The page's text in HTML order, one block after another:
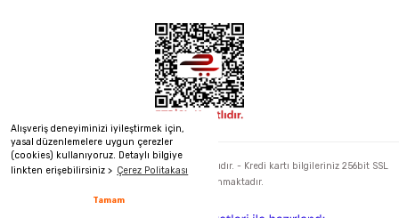
Alışveriş deneyiminizi iyileştirmek için,
yasal düzenlemelere uygun çerezler
(cookies) kullanıyoruz. Detaylı bilgiye
linkten erişebilirsiniz > Çerez Politakası
Tamam
2022 © hirdavatalalim.com - Tüm Hakları Saklıdır. - Kredi kartı bilgileriniz 256bit SSL
sertifikası ile korunmaktadır.